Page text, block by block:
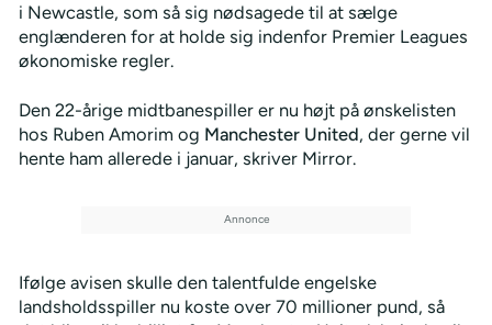
i Newcastle, som så sig nødsagede til at sælge
englænderen for at holde sig indenfor Premier Leagues
økonomiske regler.
Den 22-årige midtbanespiller er nu højt på ønskelisten
hos Ruben Amorim og Manchester United, der gerne vil
hente ham allerede i januar, skriver Mirror.
Ifølge avisen skulle den talentfulde engelske
landsholdsspiller nu koste over 70 millioner pund, så